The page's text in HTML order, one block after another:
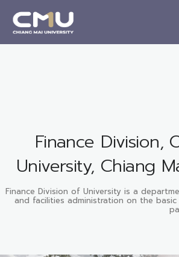
Finance Division,
University, Chiang
Finance Division of University is a
and facilities administration on the